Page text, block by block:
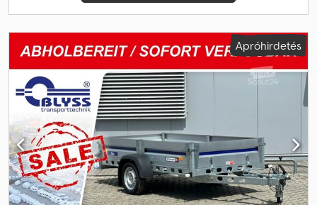
=.=.=.=.=.=.=.=.=.=.=.=.=.=.=.=.=.=.=.=.=.=.=.=.=.=.=.=.=.=.=.=. =.=.=.=.=. Itt
tartozékokat: B L Y S S transporttechnik GmbH Burenkamp 18-20
46286 Dorsten-Wulfen Tel.: .:.:.:.:.:.:.:.:.:.:.:.:.:.:.:.:.:.:.:.:.:.:.:.:.:.:.:.:.:.:.:.:
.:.:.:.:.:.:.:.:.:.:.:.:.:.:.:.:.:.:.:.:.:.:.:.:.:.:.:.: B L Y S S transporttechnik GmbH
Sonnenbergstr. 5a 38723 Seesen Tel.:
=.=.=.=.=.=.=.=.=.=.=.=.=.=.=.=.=.=.=.=.=.=.=.=.=.=.=.=.=.=.=.=. =.=.=.=.=. A
képek nem feltétlenül tükrözik a szabványos felszereltséget, a
műszaki változtatások (pl. gumiabroncs méretek) fenntartva.
Apróhirdetés